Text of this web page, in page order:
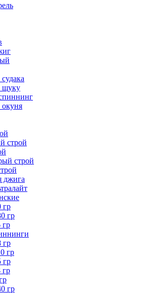
щуку
строй
строй
джига
гр
гр
гр
гр
гр
гр
гр
гр